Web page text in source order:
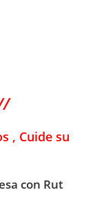
, Cuide su
con Rut